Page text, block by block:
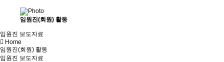
임원진(회원) 활동
임원진 보도자료
Home
임원진(회원) 활동
임원진 보도자료